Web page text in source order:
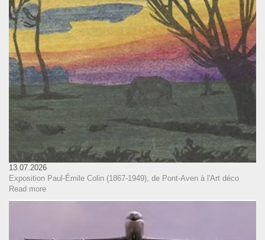
13.07.2026
Exposition Paul-Émile Colin (1867-1949), de Pont-Aven à l'Art déco
Read more